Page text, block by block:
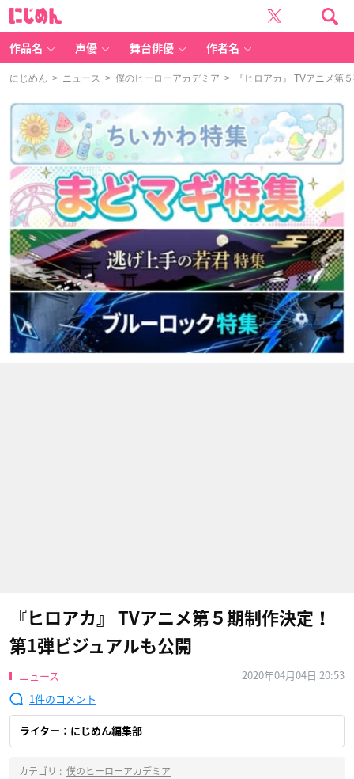
作品名 声優 舞台俳優 作者名
にじめん > ニュース > 僕のヒーローアカデミア > 『ヒロアカ』 TVアニメ第
『ヒロアカ』 TVアニメ第５期制作決定！
第1弾ビジュアルも公開
ニュース
2020年04月04日 20:53
1
ライター：にじめん編集部
カテゴリ : 僕のヒーローアカデミア